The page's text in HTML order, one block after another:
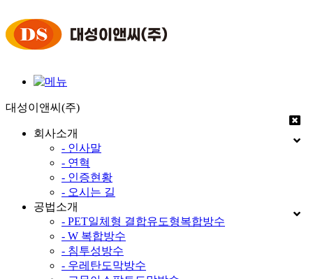
대성이앤씨(주)
회사소개
- 인사말
- 연혁
- 인증현황
- 오시는 길
공법소개
- PET일체형 결합유도형복합방수
- W 복합방수
- 침투성방수
- 우레탄도막방수